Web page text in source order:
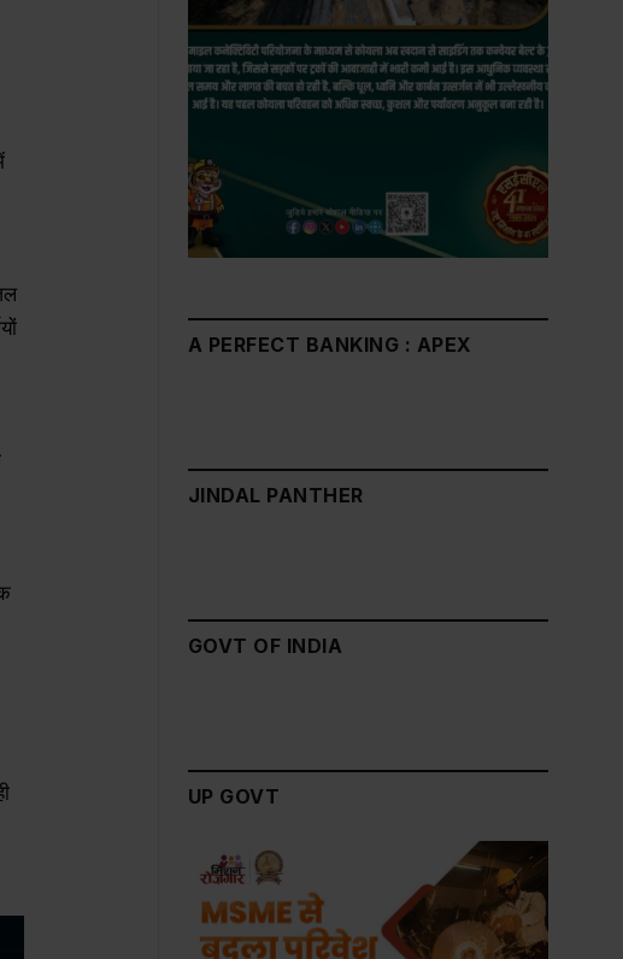
A PERFECT BANKING : APEX
JINDAL PANTHER
GOVT OF INDIA
UP GOVT